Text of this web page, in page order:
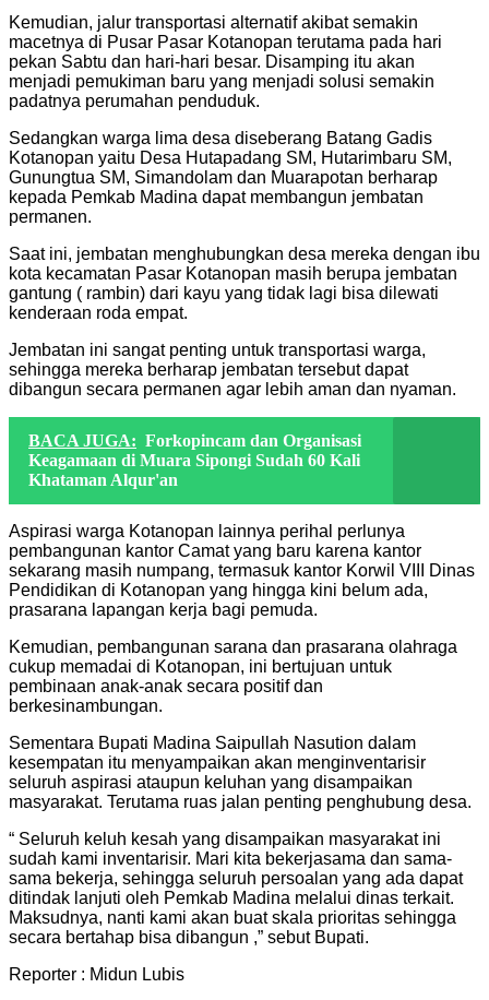
Kemudian, jalur transportasi alternatif akibat semakin
macetnya di Pusar Pasar Kotanopan terutama pada hari
pekan Sabtu dan hari-hari besar. Disamping itu akan
menjadi pemukiman baru yang menjadi solusi semakin
padatnya perumahan penduduk.
Sedangkan warga lima desa diseberang Batang Gadis
Kotanopan yaitu Desa Hutapadang SM, Hutarimbaru SM,
Gunungtua SM, Simandolam dan Muarapotan berharap
kepada Pemkab Madina dapat membangun jembatan
permanen.
Saat ini, jembatan menghubungkan desa mereka dengan ibu
kota kecamatan Pasar Kotanopan masih berupa jembatan
gantung ( rambin) dari kayu yang tidak lagi bisa dilewati
kenderaan roda empat.
Jembatan ini sangat penting untuk transportasi warga,
sehingga mereka berharap jembatan tersebut dapat
dibangun secara permanen agar lebih aman dan nyaman.
BACA JUGA: Forkopincam dan Organisasi
Keagamaan di Muara Sipongi Sudah 60 Kali
Khataman Alqur'an
Aspirasi warga Kotanopan lainnya perihal perlunya
pembangunan kantor Camat yang baru karena kantor
sekarang masih numpang, termasuk kantor Korwil VIII Dinas
Pendidikan di Kotanopan yang hingga kini belum ada,
prasarana lapangan kerja bagi pemuda.
Kemudian, pembangunan sarana dan prasarana olahraga
cukup memadai di Kotanopan, ini bertujuan untuk
pembinaan anak-anak secara positif dan
berkesinambungan.
Sementara Bupati Madina Saipullah Nasution dalam
kesempatan itu menyampaikan akan menginventarisir
seluruh aspirasi ataupun keluhan yang disampaikan
masyarakat. Terutama ruas jalan penting penghubung desa.
“ Seluruh keluh kesah yang disampaikan masyarakat ini
sudah kami inventarisir. Mari kita bekerjasama dan sama-
sama bekerja, sehingga seluruh persoalan yang ada dapat
ditindak lanjuti oleh Pemkab Madina melalui dinas terkait.
Maksudnya, nanti kami akan buat skala prioritas sehingga
secara bertahap bisa dibangun ,” sebut Bupati.
Reporter : Midun Lubis